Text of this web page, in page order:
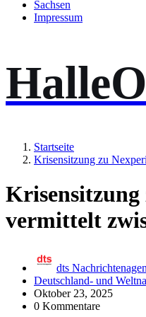
Sachsen
Impressum
Startseite
Krisensitzung zu
Krisensitzung
vermittelt
dts
Deutschland- und
Oktober 23, 2025
0 Kommentare